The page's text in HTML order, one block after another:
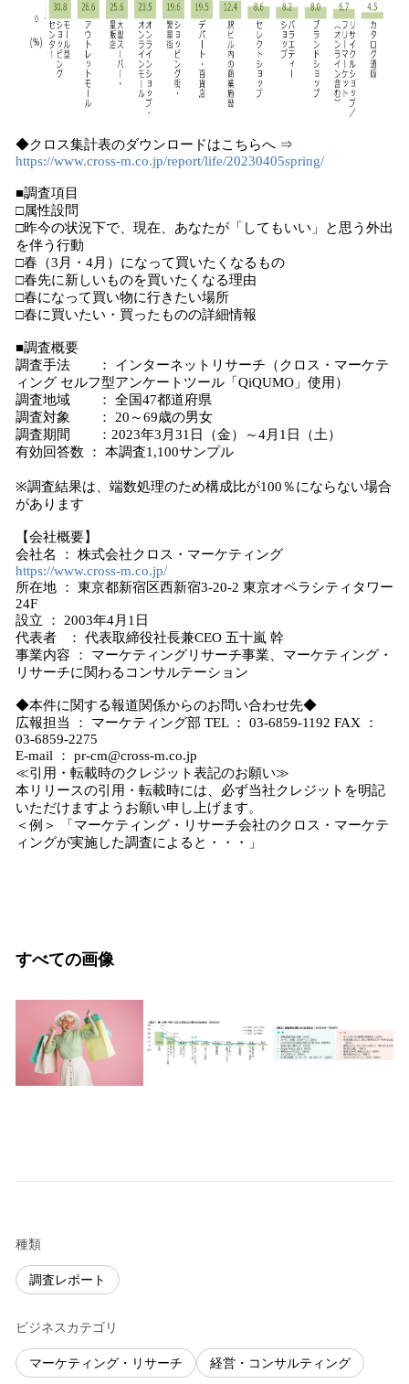
◆クロス集計表のダウンロードはこちらへ ⇒
https://www.cross-m.co.jp/report/life/20230405spring/
■調査項目
□属性設問
□昨今の状況下で、現在、あなたが「してもいい」と思う外出
を伴う行動
□春（3月・4月）になって買いたくなるもの
□春先に新しいものを買いたくなる理由
□春になって買い物に行きたい場所
□春に買いたい・買ったものの詳細情報
■調査概要
調査手法 ： インターネットリサーチ（クロス・マーケテ
ィング セルフ型アンケートツール「QiQUMO」使用）
調査地域 ： 全国47都道府県
調査対象 ： 20～69歳の男女
調査期間 ：2023年3月31日（金）～4月1日（土）
有効回答数 ： 本調査1,100サンプル
※調査結果は、端数処理のため構成比が100％にならない場合
があります
【会社概要】
会社名 ： 株式会社クロス・マーケティング
https://www.cross-m.co.jp/
所在地 ： 東京都新宿区西新宿3-20-2 東京オペラシティタワー
24F
設立 ： 2003年4月1日
代表者 ： 代表取締役社長兼CEO 五十嵐 幹
事業内容 ： マーケティングリサーチ事業、マーケティング・
リサーチに関わるコンサルテーション
◆本件に関する報道関係からのお問い合わせ先◆
広報担当 ： マーケティング部 TEL ： 03-6859-1192 FAX ：
03-6859-2275
E-mail ： pr-cm@cross-m.co.jp
≪引用・転載時のクレジット表記のお願い≫
本リリースの引用・転載時には、必ず当社クレジットを明記
いただけますようお願い申し上げます。
＜例＞ 「マーケティング・リサーチ会社のクロス・マーケテ
ィングが実施した調査によると・・・」
すべての画像
種類
調査レポート
ビジネスカテゴリ
マーケティング・リサーチ 経営・コンサルティング